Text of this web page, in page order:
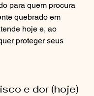
para quem procura
quebrado em
hoje e, ao
proteger seus
e dor (hoje)